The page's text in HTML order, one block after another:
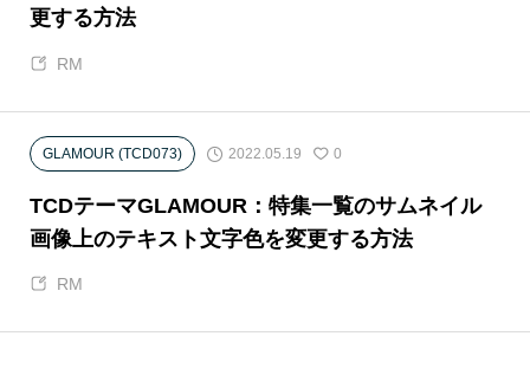
更する方法
RM
GLAMOUR (TCD073) 2022.05.19 0
TCDテーマGLAMOUR：特集一覧のサムネイル
画像上のテキスト文字色を変更する方法
RM